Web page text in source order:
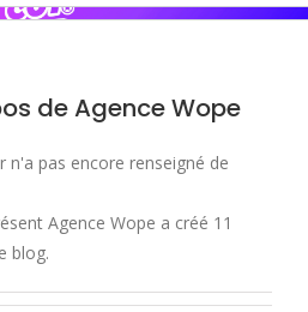
deAgence Wope
n'a pas encore renseigné de
Agence Wope a créé 11
blog.